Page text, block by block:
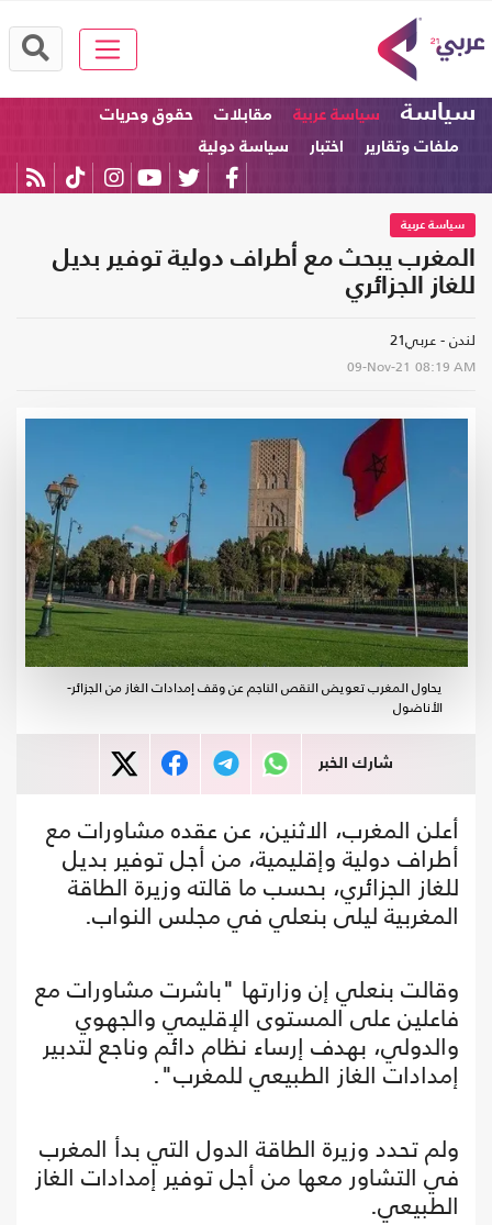
سياسة سياسة عربية مقابلات
حقوق وحريات
ملفات وتقارير
اختبار سياسة دولية
سياسة عربية
المغرب يبحث مع أطراف دولية توفير بديل
للغاز الجزائري
لندن - عربي21
09-Nov-21 08:19 AM
يحاول المغرب تعويض النقص الناجم عن وقف إمدادات الغاز من الجزائر-
الأناضول
شارك الخبر
أعلن المغرب، الاثنين، عن عقده مشاورات مع
أطراف دولية وإقليمية، من أجل توفير بديل
للغاز الجزائري، بحسب ما قالته وزيرة الطاقة
المغربية ليلى بنعلي في مجلس النواب.
وقالت بنعلي إن وزارتها "باشرت مشاورات مع
فاعلين على المستوى الإقليمي والجهوي
والدولي، بهدف إرساء نظام دائم وناجع لتدبير
إمدادات الغاز الطبيعي للمغرب".
ولم تحدد وزيرة الطاقة الدول التي بدأ المغرب
في التشاور معها من أجل توفير إمدادات الغاز
الطبيعي.